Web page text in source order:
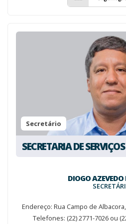
Secretário
SECRETARIA DE
DIOGO
Endereço: Rua Campo de
Telefones: (22) 2771-7026 ou